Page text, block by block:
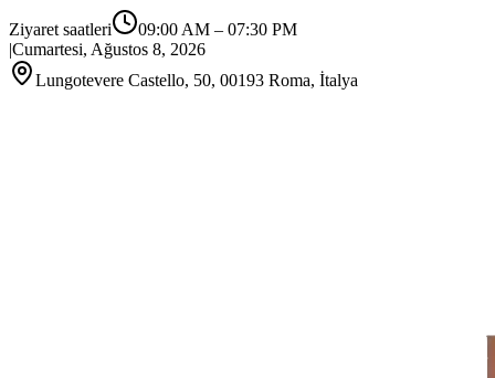
Ziyaret saatleri 09:00 AM – 07:30 PM
|Cumartesi, Ağustos 8, 2026
Lungotevere Castello, 50, 00193 Roma, İtalya